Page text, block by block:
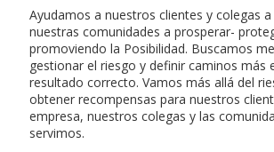
Ayudamos a nuestros clientes y colegas
nuestras comunidades a prosperar-
promoviendo la Posibilidad. Buscamos
gestionar el riesgo y definir caminos más
resultado correcto. Vamos más allá del
obtener recompensas para nuestros
empresa, nuestros colegas y las
servimos.